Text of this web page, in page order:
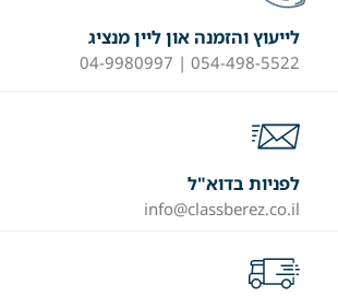
לייעוץ והזמנה און ליין מנציג
054-498-5522 | 04-9980997
לפניות בדוא"ל
info@classberez.co.il